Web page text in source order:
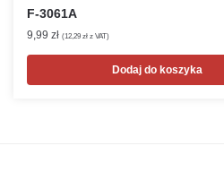
F-3061A
9,99 zł (12,29 zł z VAT)
Dodaj do koszyka